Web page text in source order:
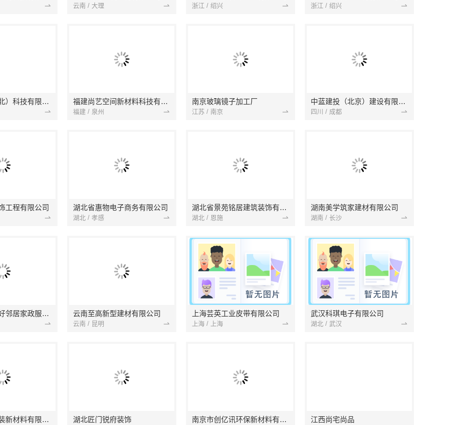
云南 / 大理 浙江 / 绍兴 浙江 / 绍兴
本地快装（湖北）科技有限公司 福建尚艺空间新材料科技有限公司
福建 / 泉州
南京玻璃镜子加工厂
江苏 / 南京
中蓝建投（北京）建设有限公司四川第一分公司
四川 / 成都
工程有限公司 湖北省惠物电子商务有限公司
湖北 / 孝感
湖北省景苑铭居建筑装饰有限公司
湖北 / 恩施
湖南美学筑家建材有限公司
湖南 / 长沙
南京市浦口区好邻居家政服务中心 云南至高新型建材有限公司
云南 / 昆明
上海芸英工业皮带有限公司
上海 / 上海
武汉科琪电子有限公司
湖北 / 武汉
苏州兔哥哥智装新材料有限公司 湖北匠门锐府装饰 南京市创亿讯环保新材料有限公司 江西尚宅尚品